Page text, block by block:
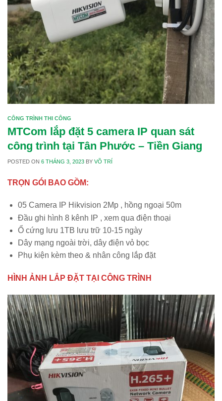
CÔNG TRÌNH THI CÔNG
MTCom lắp đặt 5 camera IP quan sát
công trình tại Tân Phước – Tiền Giang
POSTED ON6 THÁNG 3, 2023 BYVÕ TRÍ
TRỌN GÓI BAO GỒM:
05 Camera IP Hikvision 2Mp , hồng ngoại 50m
Đầu ghi hình 8 kênh IP , xem qua điện thoại
Ổ cứng lưu 1TB lưu trữ 10-15 ngày
Dây mạng ngoài trời, dây điện vỏ bọc
Phụ kiện kèm theo & nhân công lắp đặt
HÌNH ẢNH LẮP ĐẶT TẠI CÔNG TRÌNH